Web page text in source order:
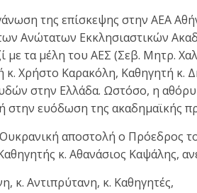
της επίσκεψης στην ΑΕΑ
Ανώτατων Εκκλησιαστικών
με τα μέλη του ΑΕΣ (Σεβ. Μητρ.
κ. Χρήστο Καρακόλη, Καθηγητή κ.
στην Ελλάδα. Ωστόσο, η
στην ευόδωση της ακαδημαϊκής
αποστολή ο Πρόεδρος
κ. Αθανάσιος Καψάλης,
κ. Αντιπρύτανη, κ. Καθηγητές,